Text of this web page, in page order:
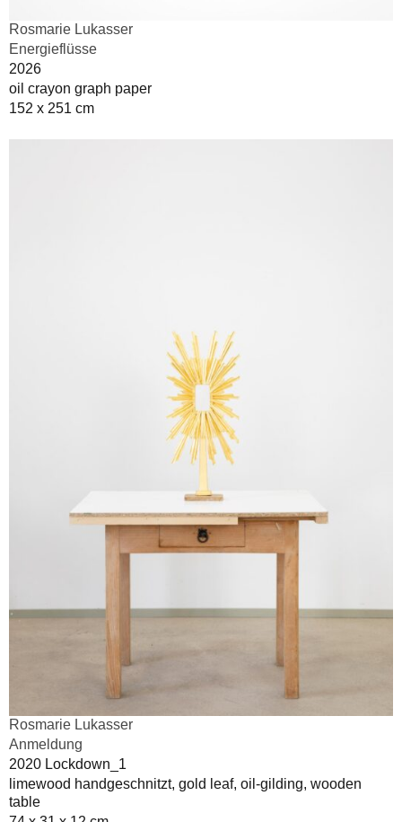
Rosmarie Lukasser
Energieflüsse
2026
oil crayon graph paper
152 x 251 cm
Rosmarie Lukasser
Anmeldung
2020 Lockdown_1
limewood handgeschnitzt, gold leaf, oil-gilding, wooden
table